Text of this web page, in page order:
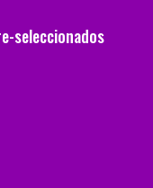
seleccionados